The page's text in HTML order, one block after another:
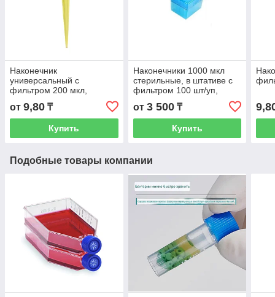
Наконечник
универсальный с
фильтром 200 мкл,
от 9,80 ₸
Купить
Наконечники 1000 мкл
стерильные, в штативе с
фильтром 100 шт/уп,
от 3 500₸
Купить
Подобные товары компании